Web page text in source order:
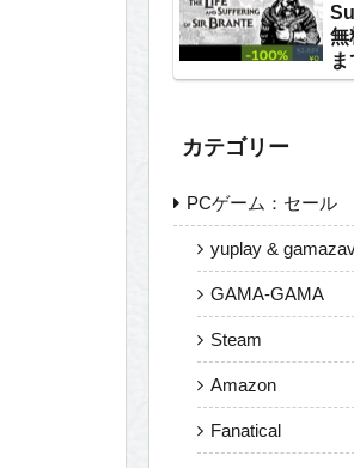
無
キ
カテゴリー
PCゲーム：セール
yuplay &
GAMA-GAMA
Steam
Amazon
Fanatical